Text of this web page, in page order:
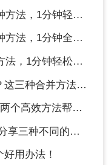
1分钟轻松搞定！
1分钟全搞定！！
1分钟轻松搞定！!
合并方法超实用！
效方法帮你解决！
法来帮助您轻松合并！
用办法！